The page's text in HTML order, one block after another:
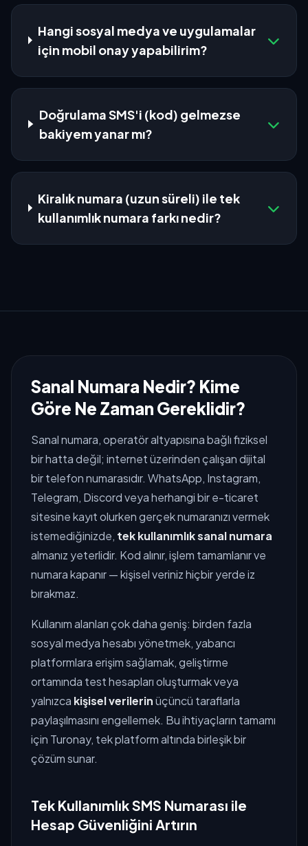
Hangi sosyal medya ve uygulamalar
için mobil onay yapabilirim?
Doğrulama SMS'i (kod) gelmezse
bakiyem yanar mı?
Kiralık numara (uzun süreli) ile tek
kullanımlık numara farkı nedir?
Sanal Numara Nedir? Kime
Göre Ne Zaman Gereklidir?
Sanal numara, operatör altyapısına bağlı fiziksel
bir hatta değil; internet üzerinden çalışan dijital
bir telefon numarasıdır. WhatsApp, Instagram,
Telegram, Discord veya herhangi bir e-ticaret
sitesine kayıt olurken gerçek numaranızı vermek
istemediğinizde, tek kullanımlık sanal numara
almanız yeterlidir. Kod alınır, işlem tamamlanır ve
numara kapanır — kişisel veriniz hiçbir yerde iz
bırakmaz.
Kullanım alanları çok daha geniş: birden fazla
sosyal medya hesabı yönetmek, yabancı
platformlara erişim sağlamak, geliştirme
ortamında test hesapları oluşturmak veya
yalnızca kişisel verilerinüçüncü taraflarla
paylaşılmasını engellemek. Bu ihtiyaçların tamamı
için Turonay, tek platform altında birleşik bir
çözüm sunar.
Tek Kullanımlık SMS Numarası ile
Hesap Güvenliğini Artırın